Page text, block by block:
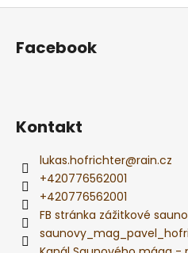
Z
Facebook
Kontakt
lukas.hofrichter@rain.cz
+420776562001
+420776562001
FB stránka zážitkové